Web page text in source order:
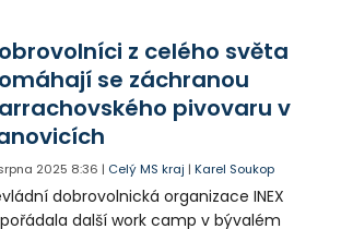
z celého světa
se záchranou
pivovaru v
srpna 2025 8:36 | Celý MS kraj |Karel Soukop
dobrovolnická organizace INEX
další work camp v bývalém